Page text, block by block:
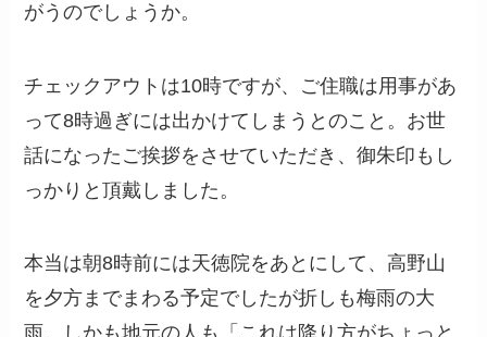
がうのでしょうか。
チェックアウトは10時ですが、ご住職は用事があ
って8時過ぎには出かけてしまうとのこと。お世
話になったご挨拶をさせていただき、御朱印もし
っかりと頂戴しました。
本当は朝8時前には天徳院をあとにして、高野山
を夕方までまわる予定でしたが折しも梅雨の大